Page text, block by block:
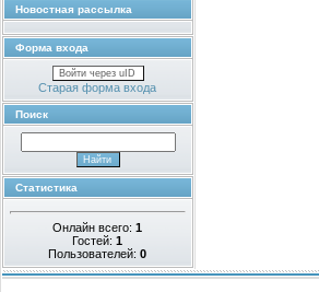
Новостная рассылка
Форма входа
Войти через uID
Старая форма входа
Поиск
Статистика
Онлайн всего:1
Гостей:1
Пользователей:0